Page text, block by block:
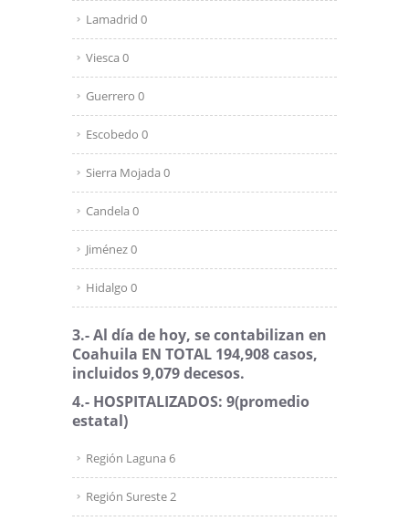
Lamadrid 0
Viesca 0
Guerrero 0
Escobedo 0
Sierra Mojada 0
Candela 0
Jiménez 0
Hidalgo 0
3.- Al día de hoy, se contabilizan en
Coahuila EN TOTAL 194,908 casos,
incluidos 9,079 decesos.
4.- HOSPITALIZADOS: 9(promedio
estatal)
Región Laguna 6
Región Sureste 2